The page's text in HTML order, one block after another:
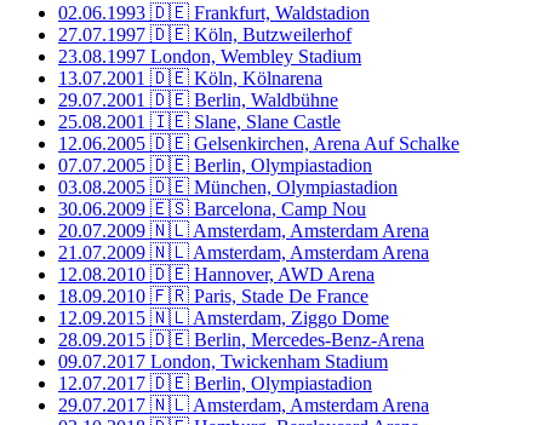
02.06.1993 🇩🇪 Frankfurt, Waldstadion
27.07.1997 🇩🇪 Köln, Butzweilerhof
23.08.1997 London, Wembley Stadium
13.07.2001 🇩🇪 Köln, Kölnarena
29.07.2001 🇩🇪 Berlin, Waldbühne
25.08.2001 🇮🇪 Slane, Slane Castle
12.06.2005 🇩🇪 Gelsenkirchen, Arena Auf Schalke
07.07.2005 🇩🇪 Berlin, Olympiastadion
03.08.2005 🇩🇪 München, Olympiastadion
30.06.2009 🇪🇸 Barcelona, Camp Nou
20.07.2009 🇳🇱 Amsterdam, Amsterdam Arena
21.07.2009 🇳🇱 Amsterdam, Amsterdam Arena
12.08.2010 🇩🇪 Hannover, AWD Arena
18.09.2010 🇫🇷 Paris, Stade De France
12.09.2015 🇳🇱 Amsterdam, Ziggo Dome
28.09.2015 🇩🇪 Berlin, Mercedes-Benz-Arena
09.07.2017 London, Twickenham Stadium
12.07.2017 🇩🇪 Berlin, Olympiastadion
29.07.2017 🇳🇱 Amsterdam, Amsterdam Arena